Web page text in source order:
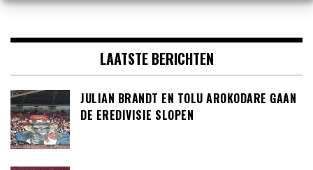
LAATSTE BERICHTEN
JULIAN BRANDT EN TOLU AROKODARE GAAN
DE EREDIVISIE SLOPEN